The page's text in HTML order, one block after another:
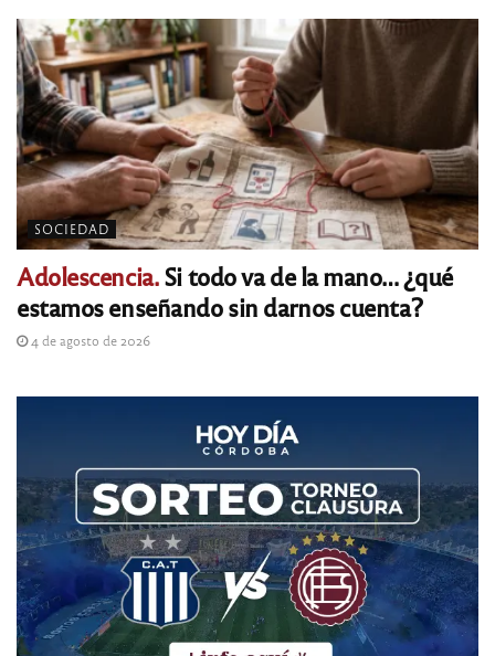
SOCIEDAD
Adolescencia.Si todo va de la mano… ¿qué
estamos enseñando sin darnos cuenta?
4 de agosto de 2026